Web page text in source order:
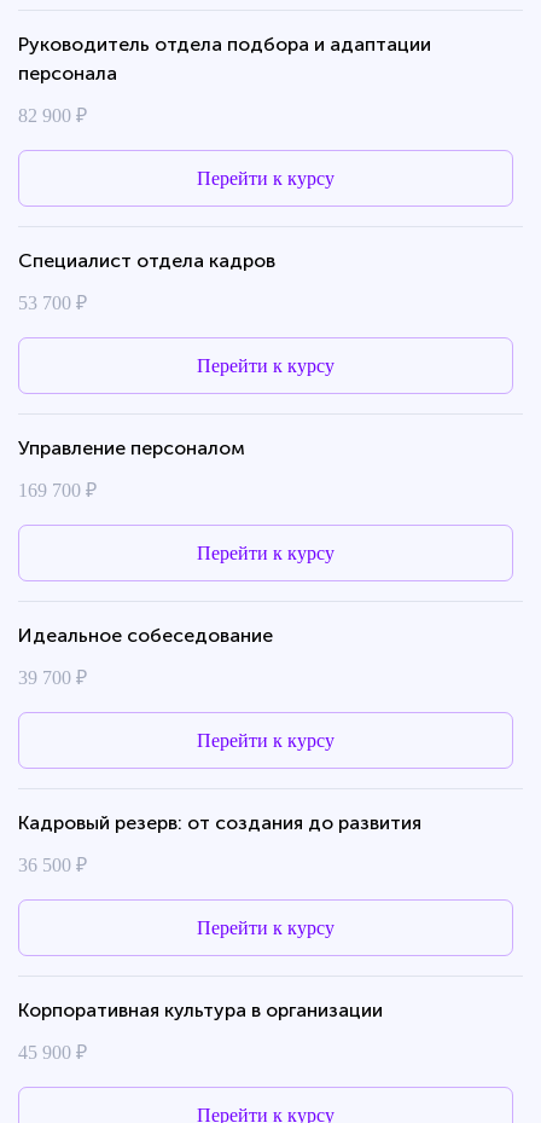
Руководитель отдела подбора и адаптации
персонала
82 900 ₽
Перейти к курсу
Специалист отдела кадров
53 700 ₽
Перейти к курсу
Управление персоналом
169 700 ₽
Перейти к курсу
Идеальное собеседование
39 700 ₽
Перейти к курсу
Кадровый резерв: от создания до развития
36 500 ₽
Перейти к курсу
Корпоративная культура в организации
45 900 ₽
Перейти к курсу